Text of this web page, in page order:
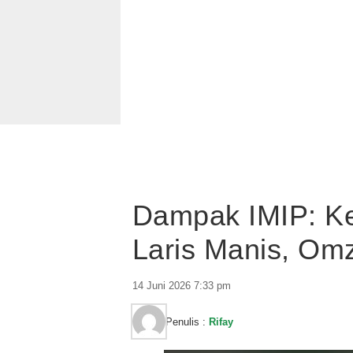
Dampak IMIP:
Laris Manis,
14 Juni 2026 7:33 pm
Penulis : Rifay